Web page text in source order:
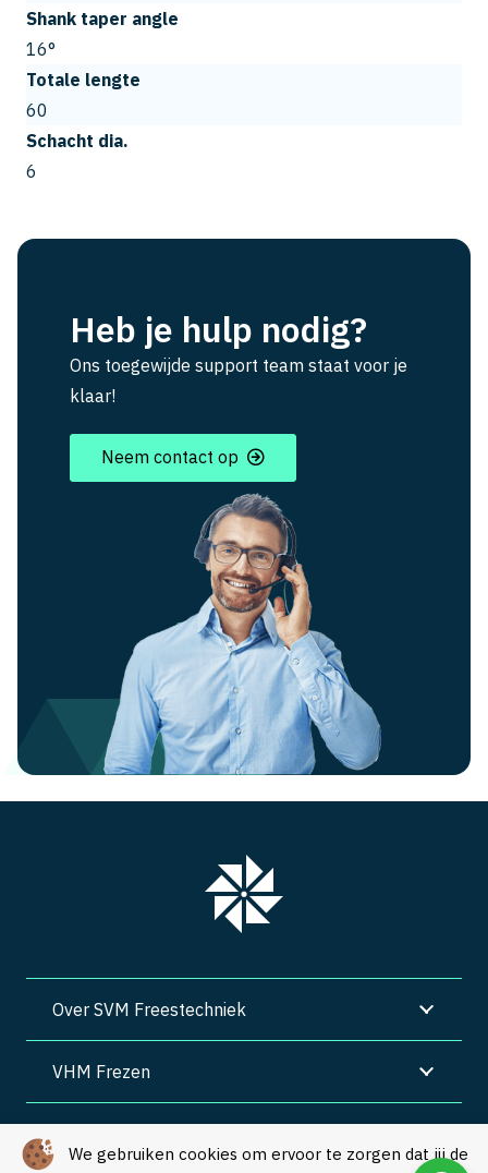
We gebruiken cookies om ervoor te zorgen dat jij de
Shank taper angle
16°
Totale lengte
60
Schacht dia.
6
Heb je hulp nodig?
Ons toegewijde support team staat voor je
klaar!
Neem contact op
Over SVM Freestechniek
VHM Frezen